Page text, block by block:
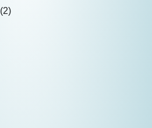
(2)